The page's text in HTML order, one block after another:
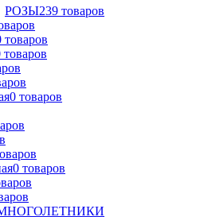
РОЗЫ239 товаров
товаров
товаров
0 товаров
0 товаров